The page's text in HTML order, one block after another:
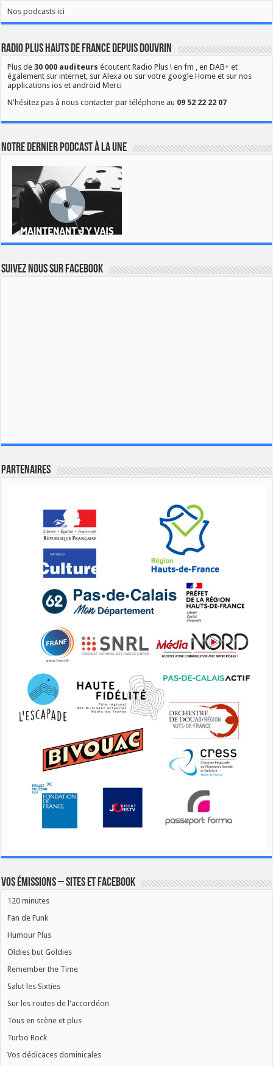
Nos podcasts ici
Radio Plus Hauts de France depuis Douvrin
Plus de30 000 auditeurs écoutent Radio Plus ! en fm , en DAB+ et
également sur internet, sur Alexa ou sur votre google Home et sur nos
applications ios et android Merci
N'hésitez pas à nous contacter par téléphone au 09 52 22 22 07
Notre dernier podcast à la une
Suivez nous sur Facebook
Partenaires
Vos émissions – Sites et Facebook
120 minutes
Fan de Funk
Humour Plus
Oldies but Goldies
Remember the Time
Salut les Sixties
Sur les routes de l'accordéon
Tous en scène et plus
Turbo Rock
Vos dédicaces dominicales